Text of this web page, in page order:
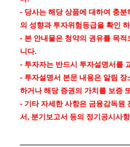
- 당사는 해당 상품에 대하여 충
의 성향과 투자위험등급을 확인
- 본 안내물은 청약의 권유를 목적
니다.
- 투자자는 반드시 투자설명서를
- 투자설명서 본문 내용은 알림
하거나 해당 증권의 가치를 보증
- 기타 자세한 사항은 금융감독원
서 , 분기보고서 등의 정기공시사